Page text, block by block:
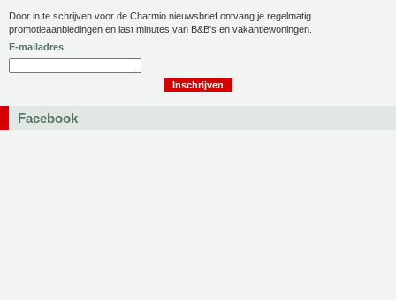
Door in te schrijven voor de Charmio nieuwsbrief ontvang je regelmatig
promotieaanbiedingen en last minutes van B&B's en vakantiewoningen.
E-mailadres
Facebook